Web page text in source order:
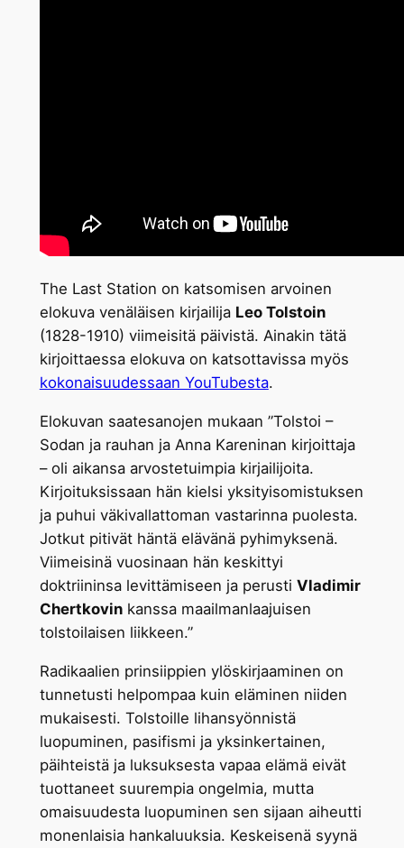
The Last Station on katsomisen arvoinen
elokuva venäläisen kirjailija Leo Tolstoin
(1828-1910) viimeisitä päivistä. Ainakin tätä
kirjoittaessa elokuva on katsottavissa myös
kokonaisuudessaan YouTubesta.
Elokuvan saatesanojen mukaan ”Tolstoi –
Sodan ja rauhan ja Anna Kareninan kirjoittaja
– oli aikansa arvostetuimpia kirjailijoita.
Kirjoituksissaan hän kielsi yksityisomistuksen
ja puhui väkivallattoman vastarinna puolesta.
Jotkut pitivät häntä elävänä pyhimyksenä.
Viimeisinä vuosinaan hän keskittyi
doktriininsa levittämiseen ja perusti Vladimir
Chertkovinkanssa maailmanlaajuisen
tolstoilaisen liikkeen.”
Radikaalien prinsiippien ylöskirjaaminen on
tunnetusti helpompaa kuin eläminen niiden
mukaisesti. Tolstoille lihansyönnistä
luopuminen, pasifismi ja yksinkertainen,
päihteistä ja luksuksesta vapaa elämä eivät
tuottaneet suurempia ongelmia, mutta
omaisuudesta luopuminen sen sijaan aiheutti
monenlaisia hankaluuksia. Keskeisenä syynä